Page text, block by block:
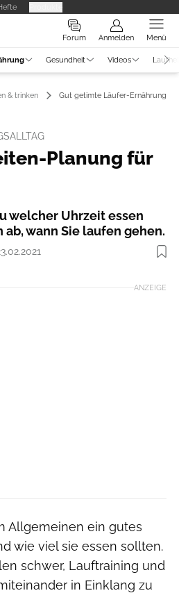
Forum Anmelden Menü
Gesundheit Videos
& trinken Gut getimte Läufer-Ernährung
Planung für
welcher Uhrzeit essen
wann Sie laufen gehen.
Foto: iStockphoto
ANZEIGE
Allgemeinen ein gutes
wie viel sie essen sollten.
schwer, Lauftraining und
in Einklang zu